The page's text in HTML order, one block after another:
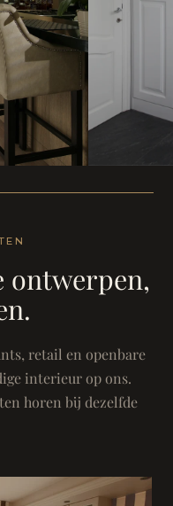
ontwerpen,
retail en openbare
interieur op ons.
horen bij dezelfde